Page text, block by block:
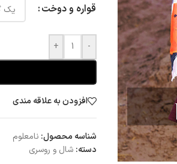
قواره و دوخت
-
+
افزودن به علاقه مندی
شناسه محصول: نامعلوم
دسته: شال و روسری